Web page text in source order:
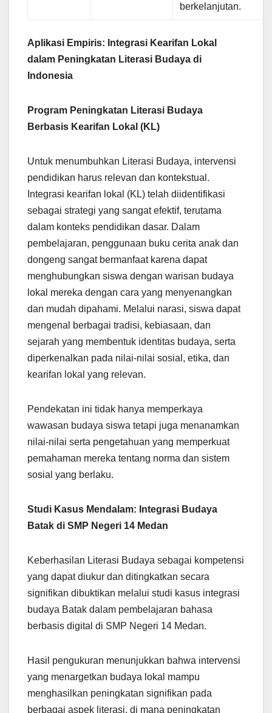
berkelanjutan.
Aplikasi Empiris: Integrasi Kearifan Lokal
dalam Peningkatan Literasi Budaya di
Indonesia
Program Peningkatan Literasi Budaya
Berbasis Kearifan Lokal (KL)
Untuk menumbuhkan Literasi Budaya, intervensi
pendidikan harus relevan dan kontekstual.
Integrasi kearifan lokal (KL) telah diidentifikasi
sebagai strategi yang sangat efektif, terutama
dalam konteks pendidikan dasar. Dalam
pembelajaran, penggunaan buku cerita anak dan
dongeng sangat bermanfaat karena dapat
menghubungkan siswa dengan warisan budaya
lokal mereka dengan cara yang menyenangkan
dan mudah dipahami. Melalui narasi, siswa dapat
mengenal berbagai tradisi, kebiasaan, dan
sejarah yang membentuk identitas budaya, serta
diperkenalkan pada nilai-nilai sosial, etika, dan
kearifan lokal yang relevan.
Pendekatan ini tidak hanya memperkaya
wawasan budaya siswa tetapi juga menanamkan
nilai-nilai serta pengetahuan yang memperkuat
pemahaman mereka tentang norma dan sistem
sosial yang berlaku.
Studi Kasus Mendalam: Integrasi Budaya
Batak di SMP Negeri 14 Medan
Keberhasilan Literasi Budaya sebagai kompetensi
yang dapat diukur dan ditingkatkan secara
signifikan dibuktikan melalui studi kasus integrasi
budaya Batak dalam pembelajaran bahasa
berbasis digital di SMP Negeri 14 Medan.
Hasil pengukuran menunjukkan bahwa intervensi
yang menargetkan budaya lokal mampu
menghasilkan peningkatan signifikan pada
berbagai aspek literasi, di mana peningkatan